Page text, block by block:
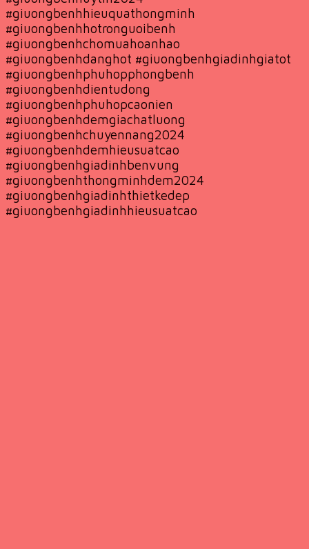
#giuongbenhhieuquathongminh
#giuongbenhhotronguoibenh
#giuongbenhchomuahoanhao
#giuongbenhdanghot #giuongbenhgiadinhgiatot
#giuongbenhphuhopphongbenh
#giuongbenhdientudong
#giuongbenhphuhopcaonien
#giuongbenhdemgiachatluong
#giuongbenhchuyennang2024
#giuongbenhdemhieusuatcao
#giuongbenhgiadinhbenvung
#giuongbenhthongminhdem2024
#giuongbenhgiadinhthietkedep
#giuongbenhgiadinhhieusuatcao